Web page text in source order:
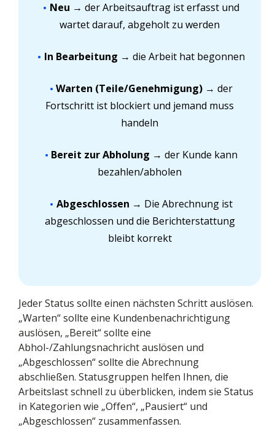
Neu → der Arbeitsauftrag ist erfasst und
wartet darauf, abgeholt zu werden
In Bearbeitung → die Arbeit hat begonnen
Warten (Teile/Genehmigung) → der
Fortschritt ist blockiert und jemand muss
handeln
Bereit zur Abholung → der Kunde kann
bezahlen/abholen
Abgeschlossen → Die Abrechnung ist
abgeschlossen und die Berichterstattung
bleibt korrekt
Jeder Status sollte einen nächsten Schritt auslösen.
„Warten“ sollte eine Kundenbenachrichtigung
auslösen, „Bereit“ sollte eine
Abhol-/Zahlungsnachricht auslösen und
„Abgeschlossen“ sollte die Abrechnung
abschließen. Statusgruppen helfen Ihnen, die
Arbeitslast schnell zu überblicken, indem sie Status
in Kategorien wie „Offen“, „Pausiert“ und
„Abgeschlossen“ zusammenfassen.